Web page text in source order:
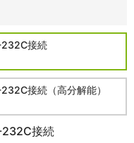
232C接続
接続（高分解能）
232C接続